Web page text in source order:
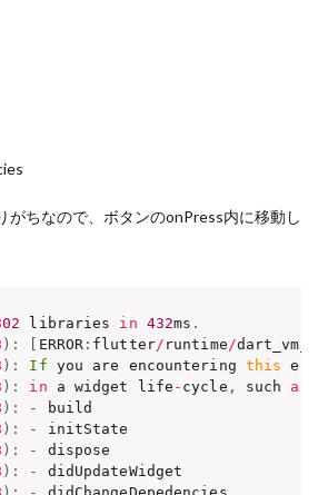
がちなので、ボタンのonPress内に移動し
libraries in 432ms .
) : ERROR : flutter/ runtime /
) : If you are encountering this
) : in a widget life - cycle , such as
) : -
) : -
) : -
) : -